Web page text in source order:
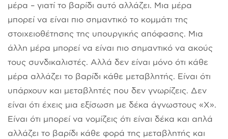
μέρα – γιατί το βαρίδι αυτό αλλάζει. Μια μέρα
μπορεί να είναι πιο σημαντικό το κομμάτι της
στοιχειοθέτησης της υπουργικής απόφασης. Μια
άλλη μέρα μπορεί να είναι πιο σημαντικό να ακούς
τους συνδικαλιστές. Αλλά δεν είναι μόνο ότι κάθε
μέρα αλλάζει το βαρίδι κάθε μεταβλητής. Είναι ότι
υπάρχουν και μεταβλητές που δεν γνωρίζεις. Δεν
είναι ότι έχεις μια εξίσωση με δέκα άγνωστους «Χ».
Είναι ότι μπορεί να νομίζεις ότι είναι δέκα και απλά
αλλάζει το βαρίδι κάθε φορά της μεταβλητής και